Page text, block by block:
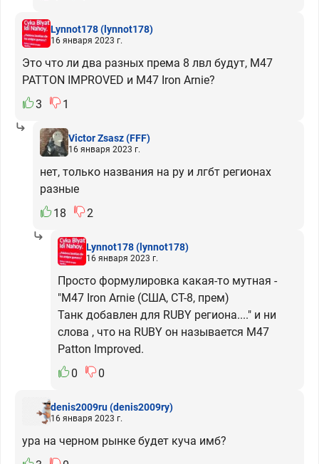
Lynnot178(lynnot178)
16 января 2023 г.
Это что ли два разных према 8 лвл будут, M47
PATTON IMPROVED и M47 Iron Arnie?
3
1
Victor Zsasz(FFF)
16 января 2023 г.
нет, только названия на ру и лгбт регионах
разные
18
2
Lynnot178(lynnot178)
16 января 2023 г.
Просто формулировка какая-то мутная -
"M47 Iron Arnie (США, СТ-8, прем)
Танк добавлен для RUBY региона...." и ни
слова , что на RUBY он называется M47
Patton Improved.
0
0
denis2009ru(denis2009ry)
16 января 2023 г.
ура на черном рынке будет куча имб?